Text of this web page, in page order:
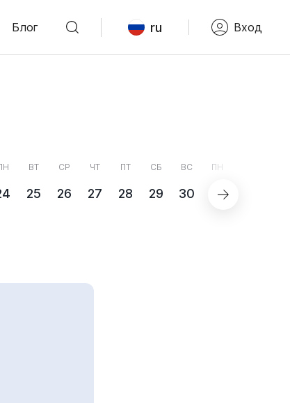
Блог ru Вход
ВТ
25
СР
26
ЧТ
27
ПТ
28
СБ
29
ВС
30
ПН
31